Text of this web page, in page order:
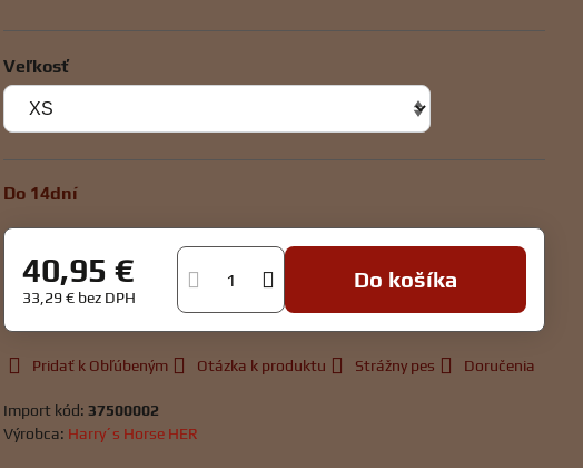
Veľkosť
Do 14dní
40,95 €
33,29 € bez DPH
Do košíka
Pridať k Obľúbeným Otázka k produktu Strážny pes Doručenia
Import kód:37500002
Výrobca: Harry´s Horse HER